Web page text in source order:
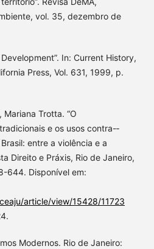
vol. 35, dezembro de
Development”. In: Current History,
Press, Vol. 631, 1999, p.
Mariana Trotta. “O
e os usos contra-­
entre a violência e a
Direito e Práxis, Rio de Janeiro,
­644. Disponível em:
article/view/15428/11723
Modernos. Rio de Janeiro: